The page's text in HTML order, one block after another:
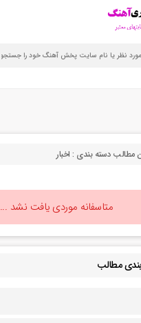
مطالب دسته بندی : اخبار
متاسفانه موردی یافت نشد ...
مطالب